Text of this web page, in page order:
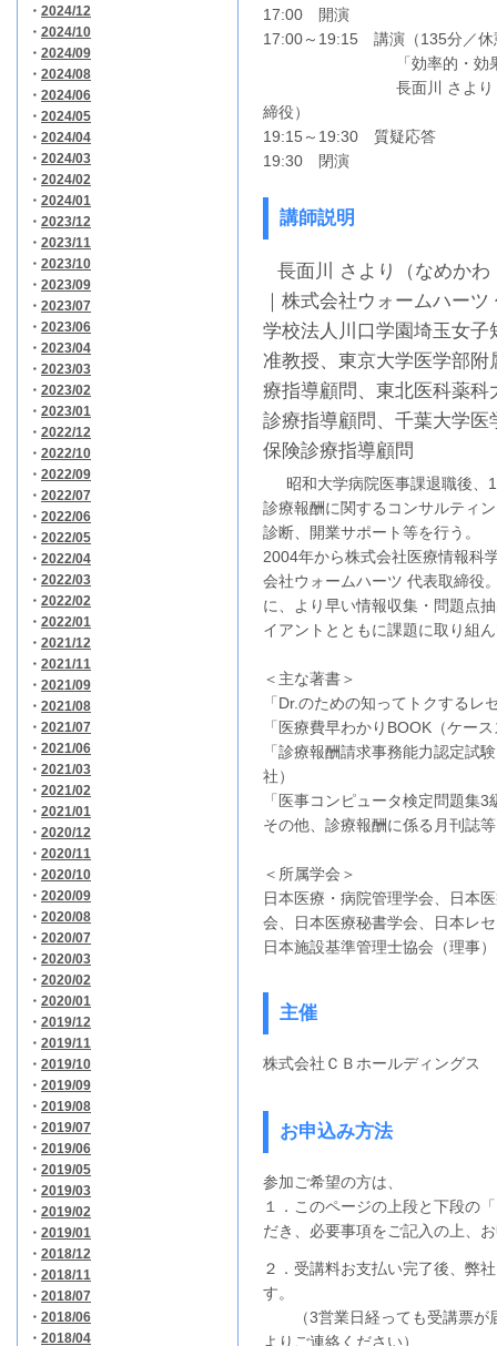
・ 2024/12
・ 2024/10
・ 2024/09
・ 2024/08
・ 2024/06
・ 2024/05
・ 2024/04
・ 2024/03
・ 2024/02
・ 2024/01
・ 2023/12
・ 2023/11
・ 2023/10
・ 2023/09
・ 2023/07
・ 2023/06
・ 2023/04
・ 2023/03
・ 2023/02
・ 2023/01
・ 2022/12
・ 2022/10
・ 2022/09
・ 2022/07
・ 2022/06
・ 2022/05
・ 2022/04
・ 2022/03
・ 2022/02
・ 2022/01
・ 2021/12
・ 2021/11
・ 2021/09
・ 2021/08
・ 2021/07
・ 2021/06
・ 2021/03
・ 2021/02
・ 2021/01
・ 2020/12
・ 2020/11
・ 2020/10
・ 2020/09
・ 2020/08
・ 2020/07
・ 2020/03
・ 2020/02
・ 2020/01
・ 2019/12
・ 2019/11
・ 2019/10
・ 2019/09
・ 2019/08
・ 2019/07
・ 2019/06
・ 2019/05
・ 2019/03
・ 2019/02
・ 2019/01
・ 2018/12
・ 2018/11
・ 2018/07
・ 2018/06
・ 2018/04
17:00 開演
17:00～19:15 講演（135分／休
「効率的・効果的かつ
長面川 さより 氏（株
締役）
19:15～19:30 質疑応答
19:30 閉演
講師説明
長面川 さより（なめかわ
｜株式会社ウォームハー
学校法人川口学園埼玉女子
准教授、東京大学医学部附
療指導顧問、東北医科薬科
診療指導顧問、千葉大学医
保険診療指導顧問
昭和大学病院医事課退職後、
診療報酬に関するコンサルティ
診断、開業サポート等を行う。
2004年から株式会社医療情報科
会社ウォームハーツ 代表取締役
に、より早い情報収集・問題点
イアントとともに課題に取り組
＜主な著書＞
「Dr.のための知ってトクする
「医療費早わかりBOOK（ケー
「診療報酬請求事務能力認定
社）
「医事コンピュータ検定問題集
その他、診療報酬に係る月刊誌
＜所属学会＞
日本医療・病院管理学会、日本
会、日本医療秘書学会、日本レ
日本施設基準管理士協会（理事）
主催
株式会社ＣＢホールディングス
お申込み方法
参加ご希望の方は、
１．このページの上段と下段の
だき、必要事項をご記入の上、
２．受講料お支払い完了後、弊
す。
（3営業日経っても受講票が
よりご連絡ください）